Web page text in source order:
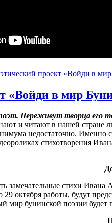
проект «Войди в
«Войди в мир
Переживут творца его
и читают в нашей
недостаточно.
стихотворения
замечательные стихи Ивана
29 октября работы, будут
мир бунинской поэзии